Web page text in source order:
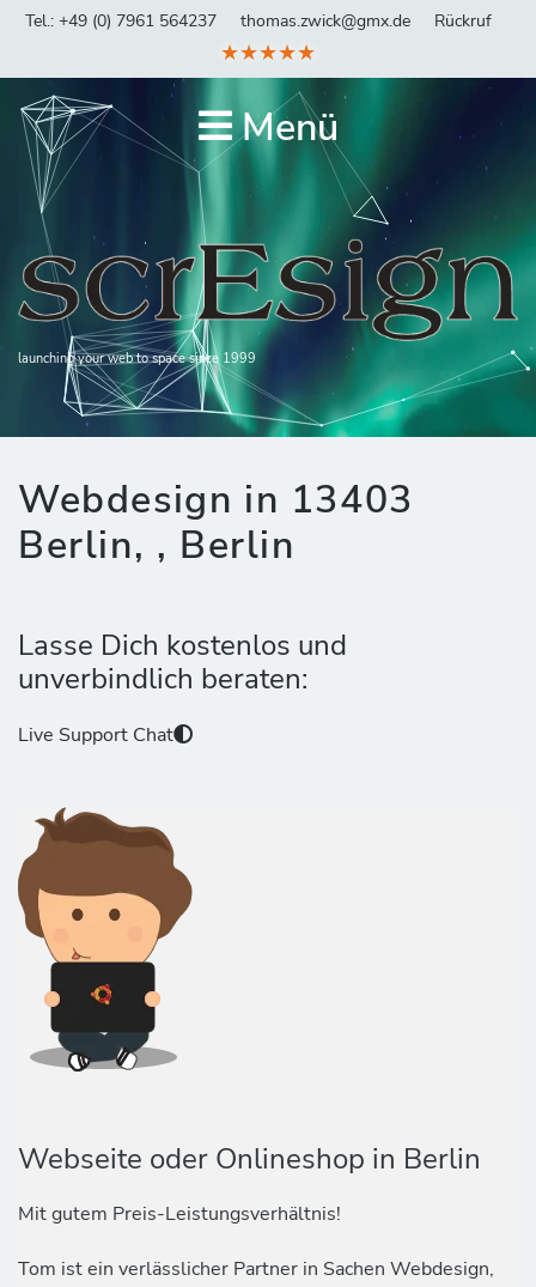
Tel.: +49 (0) 7961 564237 thomas.zwick@gmx.de Rückruf
★★★★★
Menü
launching your web to space since 1999
Webdesign in 13403
Berlin, , Berlin
Lasse Dich kostenlos und
unverbindlich beraten:
Live Support Chat
Webseite oder Onlineshop in Berlin
Mit gutem Preis-Leistungsverhältnis!
Tom ist ein verlässlicher Partner in Sachen Webdesign,